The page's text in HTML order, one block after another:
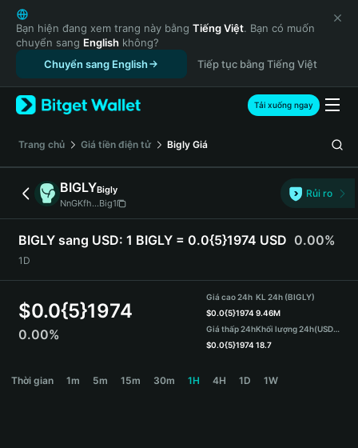
English
日本語
Tiếng Việt
Русский
Español (Latinoamérica)
Türkçe
Français
Deutsch
简体中文
繁體中文
Português (Portugal)
Bahasa Indonesia
ภาษาไทย
हिन्दी
Español
Português (Brasil)
Bạn hiện đang xem trang này bằng Tiếng Việt. Bạn có muốn
chuyển sang English không?
Chuyển sang English
Tiếp tục bằng Tiếng Việt
Tải xuống ngay
‌Trang chủ Giá tiền điện tử Bigly Giá
BIGLYBigly
NnGKfh...Big1
Rủi ro
BIGLY sang USD: 1 BIGLY = 0.0{5}1974 USD 0.00%
1D
$0.0{5}1974
0.00%
Giá cao 24h
$0.0{5}1974
Giá thấp 24h
$0.0{5}1974
KL 24h (BIGLY)
9.46M
Khối lượng 24h(USDT)
18.7
Thời gian 1m 5m 15m 30m 1H 4H 1D 1W